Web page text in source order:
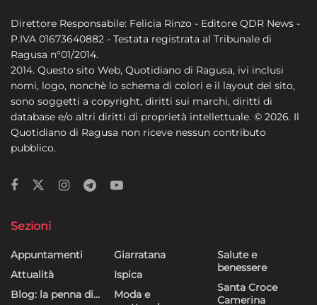
Direttore Responsabile: Felicia Rinzo - Editore QDR News -
P.IVA 01673640882 - Testata registrata al Tribunale di
Ragusa n°01/2014.
2014. Questo sito Web, Quotidiano di Ragusa, ivi inclusi
nomi, logo, nonchè lo schema di colori e il layout del sito,
sono soggetti a copyright, diritti sui marchi, diritti di
database e/o altri diritti di proprietà intellettuale. © 2026. Il
Quotidiano di Ragusa non riceve nessun contributo
pubblico.
Sezioni
Appuntamenti
Attualità
Blog: la penna di…
Giarratana
Ispica
Moda e
Salute e
benessere
Santa Croce
Camerina